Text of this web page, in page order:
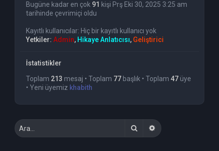
Bugüne kadar en çok 91 kişi Prş Eki 30, 2025 3:25 am
tarihinde çevrimiçi oldu
Kayıtlı kullanıcılar: Hiç bir kayıtlı kullanıcı yok
Yetkiler: Admin, Hikaye Anlatıcısı, Geliştirici
İstatistikler
Toplam 213 mesaj • Toplam 77 başlık • Toplam 47 üye
• Yeni üyemiz khabith
Gelişmiş arama